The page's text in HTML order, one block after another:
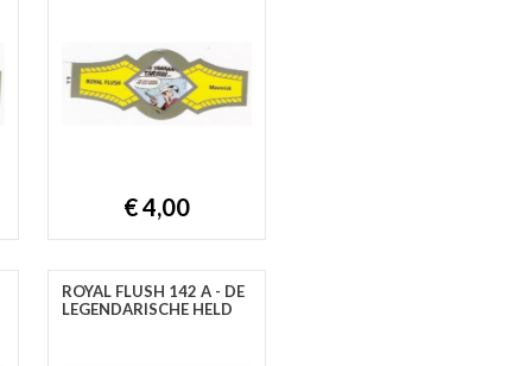
€ 4,00
ROYAL FLUSH 142 A - DE
LEGENDARISCHE HELD